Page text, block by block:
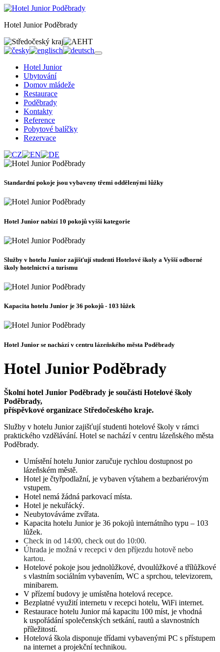
Hotel Junior Poděbrady
Hotel Junior
Ubytování
Domov mládeže
Restaurace
Poděbrady
Kontakty
Reference
Pobytové balíčky
Rezervace
Standardní pokoje jsou vybaveny třemi oddělenými lůžky
Hotel Junior nabízí 10 pokojů vyšší kategorie
Služby v hotelu Junior zajišťují studenti Hotelové školy a Vyšší odborné
školy hotelnictví a turismu
Kapacita hotelu Junior je 36 pokojů - 103 lůžek
Hotel Junior se nachází v centru lázeňského města Poděbrady
Hotel Junior Poděbrady
Školní hotel Junior Poděbrady je součástí Hotelové školy
Poděbrady,
příspěvkové organizace Středočeského kraje.
Služby v hotelu Junior zajišťují studenti hotelové školy v rámci
praktického vzdělávání. Hotel se nachází v centru lázeňského města
Poděbrady.
Umístění hotelu Junior zaručuje rychlou dostupnost po
lázeňském městě.
Hotel je čtyřpodlažní, je vybaven výtahem a bezbariérovým
vstupem.
Hotel nemá žádná parkovací místa.
Hotel je nekuřácký.
Neubytováváme zvířata.
Kapacita hotelu Junior je 36 pokojů internátního typu – 103
lůžek.
Check in od 14:00, check out do 10:00.
Úhrada je možná v recepci v den příjezdu hotově nebo
kartou.
Hotelové pokoje jsou jednolůžkové, dvoulůžkové a třílůžkové
s vlastním sociálním vybavením, WC a sprchou, televizorem,
minibarem.
V přízemí budovy je umístěna hotelová recepce.
Bezplatné využití internetu v recepci hotelu, WiFi internet.
Restaurace hotelu Junior má kapacitu 100 míst, je vhodná
k uspořádání společenských setkání, rautů a slavnostních
příležitostí.
Hotelová škola disponuje třídami vybavenými PC s přístupem
na internet a projekční technikou.